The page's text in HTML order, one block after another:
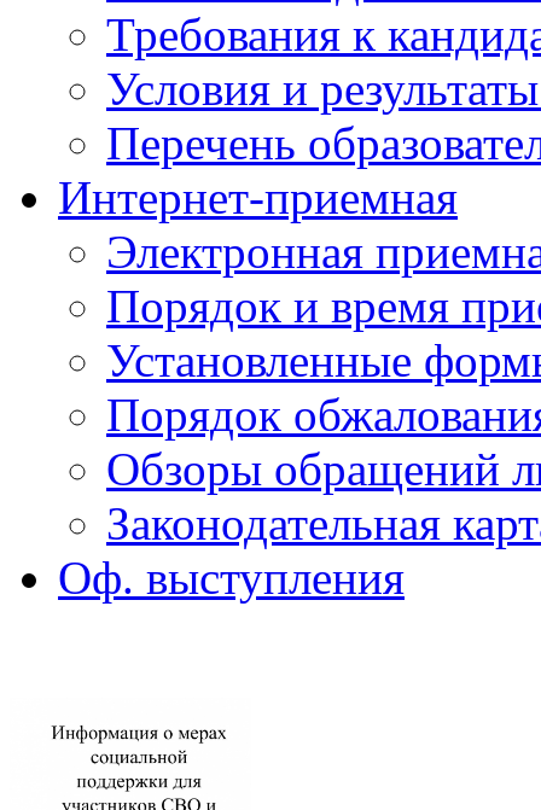
Требования к
Условия и
Перечень
Интернет-приемная
Электронная
Порядок и время
Установленные
Порядок
Обзоры обращений
Законодательная
Оф. выступления